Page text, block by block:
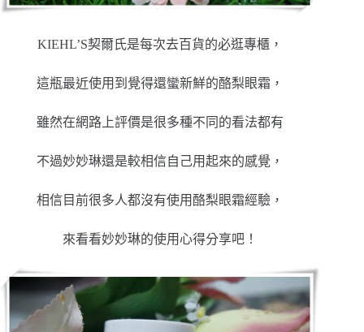
KIEHL’S契爾氏是每次去百貨的必逛專櫃，
這瓶最近使用到覺得還蠻新鮮的酪梨眼霜，
雖然在網路上評價是很多種不同的看法都有
不過妙妙琳還是較相信自己用起來的感覺，
相信目前很多人都沒有使用酪梨眼霜經驗，
來看看妙妙琳的使用心得分享吧！